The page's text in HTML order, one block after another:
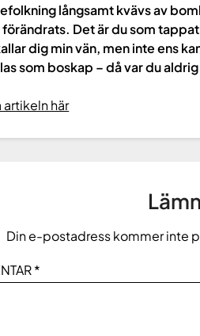
långsamt kvävs av
förändrats. Det är du som
dig min vän, men inte ens
som boskap – då var du
artikeln här
Din e-postadress kommer inte
*